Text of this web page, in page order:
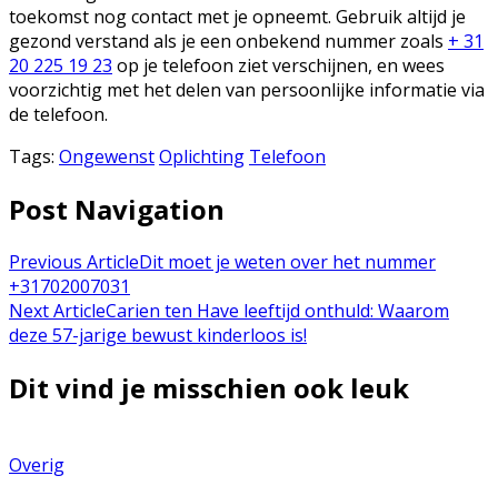
toekomst nog contact met je opneemt. Gebruik altijd je
gezond verstand als je een onbekend nummer zoals + 31
20 225 19 23 op je telefoon ziet verschijnen, en wees
voorzichtig met het delen van persoonlijke informatie via
de telefoon.
Tags: OngewenstOplichting Telefoon
Post Navigation
Previous ArticleDit moet je weten over het nummer
+31702007031
Next ArticleCarien ten Have leeftijd onthuld: Waarom
deze 57-jarige bewust kinderloos is!
Dit vind je misschien ook leuk
Overig